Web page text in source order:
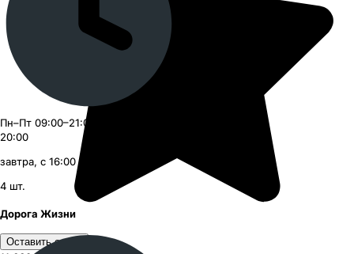
Оставить отзыв
Пн–Пт 09:00–21:00, Сб–Вс 09:00–
20:00
завтра, с 16:00
4 шт.
Дорога Жизни